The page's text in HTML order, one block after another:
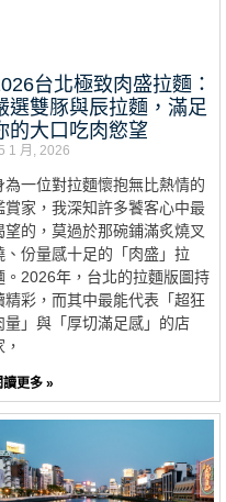
台北極致肉盛拉麵：
選雙豚與辰拉麵，滿足
的大口吃肉慾望
1 月, 2026
為一位對拉麵懷抱無比熱情的
賞家，我深知許多饕客心中最
望的，莫過於那碗鋪滿炙燒叉
、份量感十足的「肉盛」拉
。2026年，台北的拉麵版圖持
精彩，而其中最能代表「超狂
量」與「厚切滿足感」的店
，
讀更多 »